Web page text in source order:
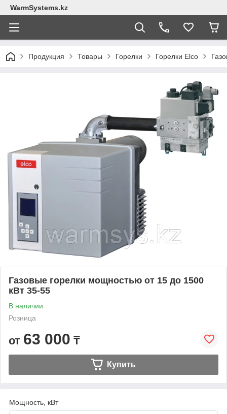
WarmSystems.kz
Продукция Товары Горелки Горелки Elco
Газовые горелки мощностью от 15 до 1500
кВт 35-55
В наличии
Розница
от 63 000 ₸
Купить
Мощность, кВт